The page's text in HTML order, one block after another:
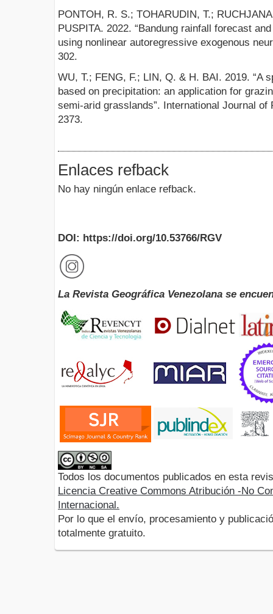
PONTOH, R. S.; TOHARUDIN, T.;
PUSPITA. 2022. “Bandung rainfall forecast
using nonlinear autoregressive exogenous
302.
WU, T.; FENG, F.; LIN, Q. & H. BAI. 2019. “A
based on precipitation: an application for
semi-arid grasslands”. International Journal of
2373.
Enlaces refback
No hay ningún enlace refback.
DOI: https://doi.org/10.53766/RGV
La Revista Geográfica Venezolana se
Todos los documentos publicados en esta
Licencia Creative Commons Atribución -No
Internacional.
Por lo que el envío, procesamiento y
totalmente gratuito.